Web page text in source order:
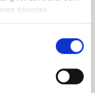
tjenester.
om produkter,